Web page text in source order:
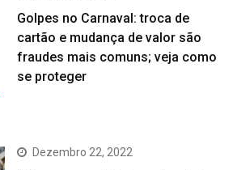
Golpes no Carnaval: troca de
cartão e mudança de valor são
fraudes mais comuns; veja como
se proteger
Dezembro 22, 2022